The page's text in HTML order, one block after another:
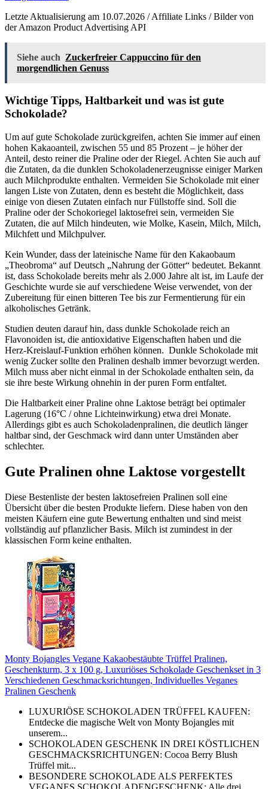
Letzte Aktualisierung am 10.07.2026 / Affiliate Links / Bilder von
der Amazon Product Advertising API
Siehe auch Zuckerfreier Cappuccino für den
morgendlichen Genuss
Wichtige Tipps, Haltbarkeit und was ist gute
Schokolade?
Um auf gute Schokolade zurückgreifen, achten Sie immer auf einen
hohen Kakaoanteil, zwischen 55 und 85 Prozent – je höher der
Anteil, desto reiner die Praline oder der Riegel. Achten Sie auch auf
die Zutaten, da die dunklen Schokoladenerzeugnisse einiger Marken
auch Milchprodukte enthalten. Vermeiden Sie Schokolade mit einer
langen Liste von Zutaten, denn es besteht die Möglichkeit, dass
einige von diesen Zutaten einfach nur Füllstoffe sind. Soll die
Praline oder der Schokoriegel laktosefrei sein, vermeiden Sie
Zutaten, die auf Milch hindeuten, wie Molke, Kasein, Milch, Milch,
Milchfett und Milchpulver.
Kein Wunder, dass der lateinische Name für den Kakaobaum
„Theobroma“ auf Deutsch „Nahrung der Götter“ bedeutet. Bekannt
ist, dass Schokolade bereits mehr als 2.000 Jahre alt ist, im Laufe der
Geschichte wurde sie auf verschiedene Weise verwendet, von der
Zubereitung für einen bitteren Tee bis zur Fermentierung für ein
alkoholisches Getränk.
Studien deuten darauf hin, dass dunkle Schokolade reich an
Flavonoiden ist, die antioxidative Eigenschaften haben und die
Herz-Kreislauf-Funktion erhöhen können. Dunkle Schokolade mit
wenig Zucker sollte den Pralinen deshalb immer bevorzugt werden.
Milch muss aber nicht einmal in der Schokolade enthalten sein, da
sie ihre beste Wirkung ohnehin in der puren Form entfaltet.
Die Haltbarkeit einer Praline ohne Laktose beträgt bei optimaler
Lagerung (16°C / ohne Lichteinwirkung) etwa drei Monate.
Allerdings gibt es auch Schokoladenpralinen, die deutlich länger
haltbar sind, der Geschmack wird dann unter Umständen aber
schlechter.
Gute Pralinen ohne Laktose vorgestellt
Diese Bestenliste der besten laktosefreien Pralinen soll eine
Übersicht über die besten Produkte liefern. Diese haben von den
meisten Käufern eine gute Bewertung enthalten und sind meist
vollständig auf pflanzlicher Basis. Milch ist zumindest in der
klassischen Form keine enthalten.
Monty Bojangles Vegane Kakaobestäubte Trüffel Pralinen,
Geschenkturm, 3 x 100 g, Luxuriöses Schokolade Geschenkset in 3
Verschiedenen Geschmacksrichtungen, Individuelles Veganes
Pralinen Geschenk
LUXURIÖSE SCHOKOLADEN TRÜFFEL KAUFEN:
Entdecke die magische Welt von Monty Bojangles mit
unserem...
SCHOKOLADEN GESCHENK IN DREI KÖSTLICHEN
GESCHMACKSRICHTUNGEN: Cocoa Berry Blush
Trüffel mit...
BESONDERE SCHOKOLADE ALS PERFEKTES
VEGANES SCHOKOLADENGESCHENK: Alle drei